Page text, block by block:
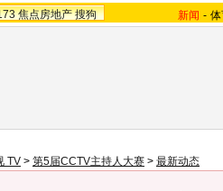
焦点房地产 搜狗 新闻 -
TV > 第5届CCTV主持人大赛 > 最新动态